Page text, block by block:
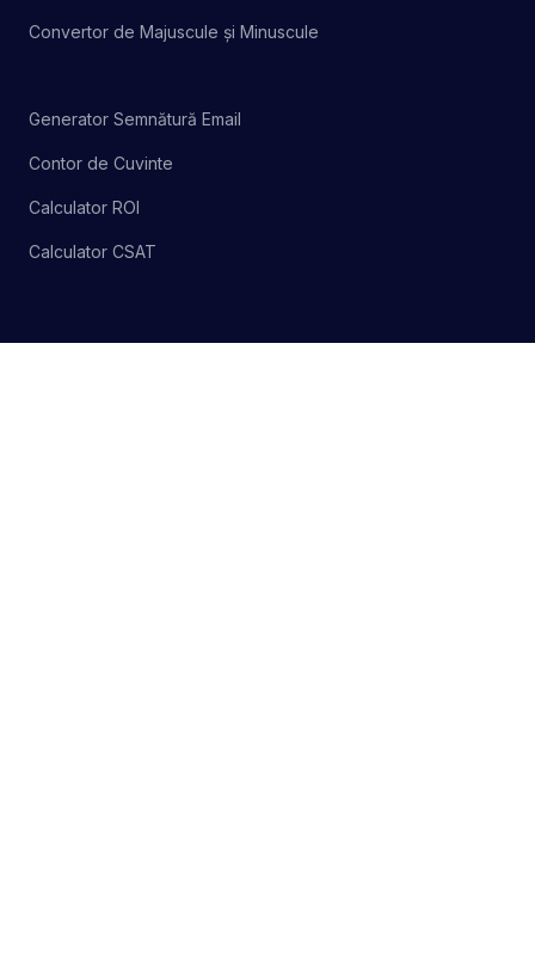
Convertor de Majuscule și Minuscule
Generator Semnătură Email
Contor de Cuvinte
Calculator ROI
Calculator CSAT